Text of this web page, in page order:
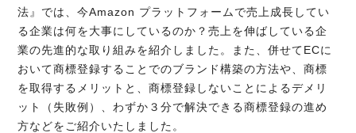
法』では、今Amazon プラットフォームで売上成長してい
る企業は何を大事にしているのか？売上を伸ばしている企
業の先進的な取り組みを紹介しました。また、併せてECに
おいて商標登録することでのブランド構築の方法や、商標
を取得するメリットと、商標登録しないことによるデメリ
ット（失敗例）、わずか３分で解決できる商標登録の進め
方などをご紹介いたしました。